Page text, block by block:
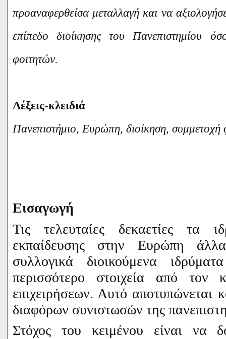
προαναφερθείσα μεταλλαγή και να
επίπεδο διοίκησης του Πανεπιστημίου
φοιτητών.
Λέξεις-κλειδιά
Πανεπιστήμιο, Ευρώπη, διοίκηση,
Εισαγωγή
Τις τελευταίες δεκαετίες τα
εκπαίδευσης στην Ευρώπη
συλλογικά διοικούμενα
περισσότερο στοιχεία από τον
επιχειρήσεων. Αυτό αποτυπώνεται
διαφόρων συνιστωσών της
Στόχος του κειμένου είναι να